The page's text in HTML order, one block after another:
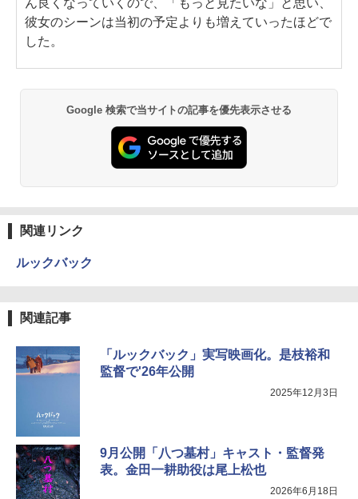
ん良くなっていくので、「もっと見たいな」と思い、
彼女のシーンは当初の予定よりも増えていったほどで
した。
Google 検索で当サイトの記事を優先表示させる
関連リンク
ルックバック
関連記事
「ルックバック」実写映画化。是枝裕和
監督で'26年公開
2025年12月3日
9月公開「八つ墓村」キャスト・監督発
表。金田一耕助役は尾上松也
2026年6月18日